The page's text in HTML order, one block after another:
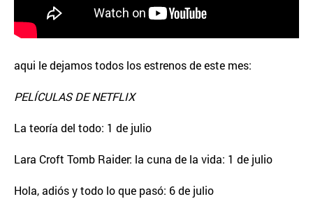
aqui le dejamos todos los estrenos de este mes:
PELÍCULAS DE NETFLIX
La teoría del todo: 1 de julio
Lara Croft Tomb Raider: la cuna de la vida: 1 de julio
Hola, adiós y todo lo que pasó: 6 de julio